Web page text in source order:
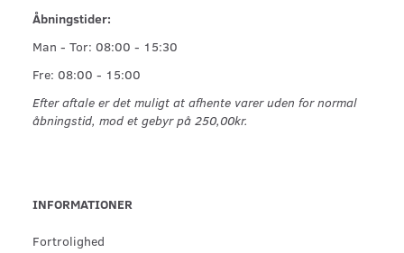
Åbningstider:
Man - Tor: 08:00 - 15:30
Fre: 08:00 - 15:00
Efter aftale er det muligt at afhente varer uden for normal
åbningstid, mod et gebyr på 250,00kr.
INFORMATIONER
Fortrolighed